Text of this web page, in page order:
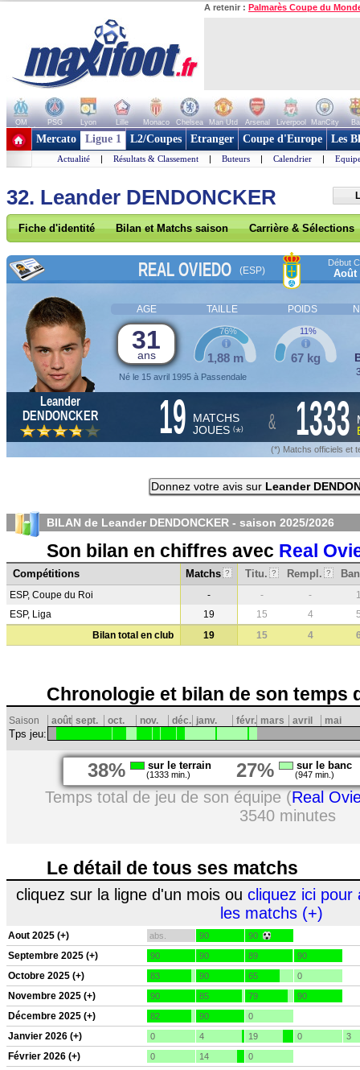
A retenir : Palmarès Coupe du
OM PSG Lyon Lille Monaco Chelsea Man Utd Arsenal Liverpool ManCity
+ de clubs
Mercato Ligue 1 L2/Coupes Etranger Coupe d'Europe Les
Actualité | Résultats & Classement | Buteurs | Calendrier |
32. Leander DENDONCKER
Fiche d'identité Bilan et Matchs saison Carrière & Sélections
REAL OVIEDO (ESP)
Début
Août
AGE TAILLE POIDS
31
ans
Né le 15 avril 1995 à Passendale
1,88 m
76%
67 kg
11%
Leander
DENDONCKER
19 MATCHS
JOUES (*) & 1333
(*) Matchs officiels et
Donnez votre avis sur Leander
BILAN de Leander DENDONCKER - saison 2025/2026
Son bilan en chiffres avec Real
Compétitions Matchs ? Titu. ? Rempl. ?
ESP, Coupe du Roi - - -
ESP, Liga
19 15 4
Bilan total en club
19 15 4
Chronologie et bilan de son temps
Saison août sept. oct. nov. déc. janv. févr. mars avril mai
Tps jeu:
38% sur le terrain
(1333 min.) 27% sur le banc
(947 min.)
Temps total de jeu de son équipe (Real
3540 minutes
Le détail de tous ses matchs
cliquez sur la ligne d'un mois ou cliquez ici pour
les matchs (+)
Aout 2025 (+) abs. 90 90
Septembre 2025 (+) 90 90 89 90
Octobre 2025 (+) 83 90 65 0
Novembre 2025 (+) 90 85 79 90
Décembre 2025 (+) 82 90 0
Janvier 2026 (+) 0 4 19 0 3
Février 2026 (+) 0 14 0